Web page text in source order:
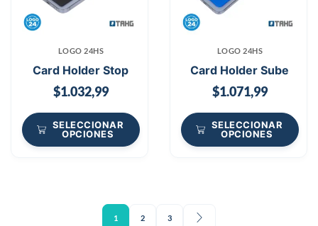
LOGO 24HS
Card Holder Stop
$1.032,99
SELECCIONAR
OPCIONES
LOGO 24HS
Card Holder Sube
$1.071,99
SELECCIONAR
OPCIONES
1 2 3